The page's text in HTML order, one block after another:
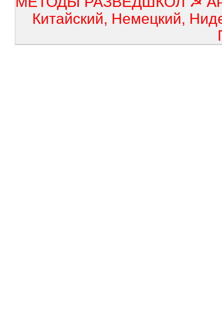
Китайский, Немецкий,